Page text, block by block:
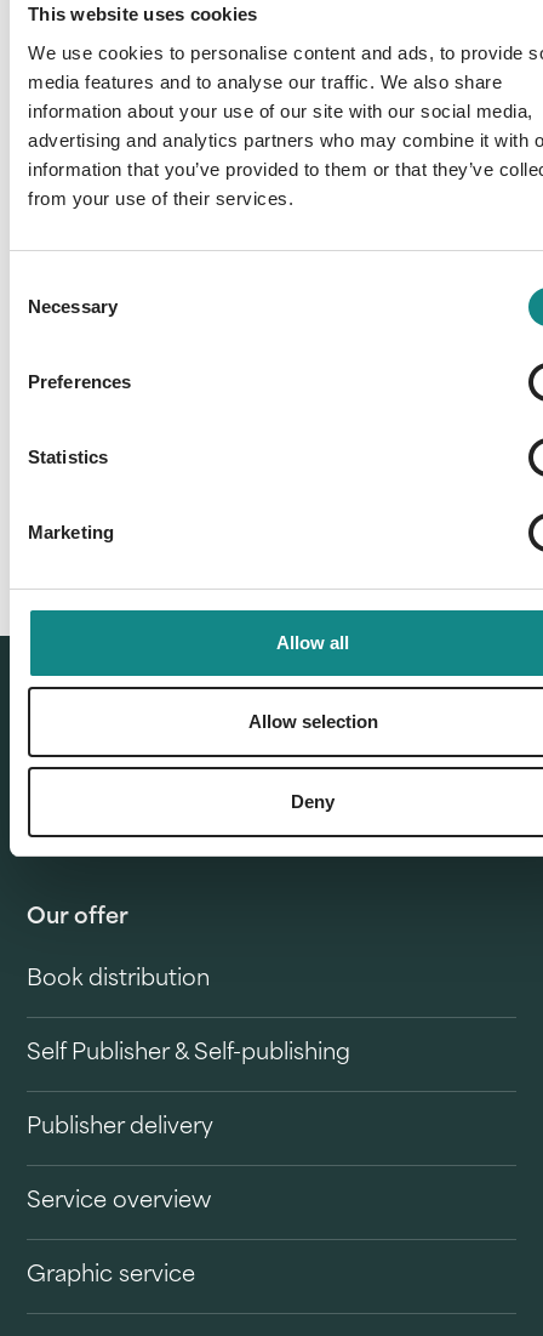
This website uses cookies
We use cookies to personalise content and ads, to provide
media features and to analyse our traffic. We also share
information about your use of our site with our social media,
advertising and analytics partners who may combine it with
information that you’ve provided to them or that they’ve
from your use of their services.
Selection
Necessary
Preferences
Statistics
Marketing
Allow all
Allow selection
Deny
Information
PDF
Our offer
Book distribution
Self Publisher & Self-publishing
Publisher delivery
Service overview
Graphic service